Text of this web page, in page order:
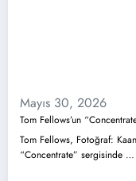
Mayıs 30, 2026
Tom Fellows’un
Tom Fellows, Fotoğraf:
“Concentrate” sergisinde …